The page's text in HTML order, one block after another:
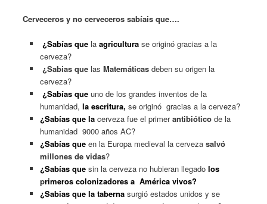
Cerveceros y no cerveceros sabíais que….
¿Sabías quela agriculturase originó gracias a la
cerveza?
¿Sabias quelas Matemáticasdeben su origen la
cerveza?
¿Sabías queuno de los grandes inventos de la
humanidad, la escritura, se originó gracias a la cerveza?
¿Sabías que lacerveza fue el primer antibióticode la
humanidad 9000 años AC?
¿Sabías queen la Europa medieval la cerveza salvó
millones de vidas?
¿Sabías que sin la cerveza no hubieran llegado los
primeros colonizadores a América vivos?
¿Sabias que la taberna surgió estados unidos y se